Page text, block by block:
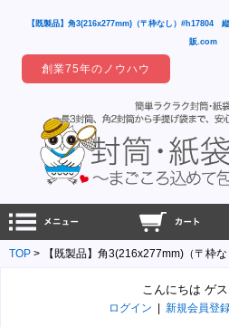
【既製品】角3(216x277mm)（〒枠なし）#h17804
販.com
創業75年のノウハウ
TOP 【既製品】角3(216x277mm)（〒枠な
こんにちは ゲ
ログイン 新規会員登